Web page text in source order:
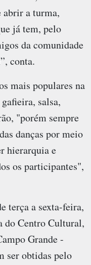
abrir a turma,
já tem, pelo
da comunidade
conta.
mais populares na
salsa,
"porém sempre
danças por meio
hierarquia e
os participantes",
terça a sexta-feira,
do Centro Cultural,
Grande -
ser obtidas pelo